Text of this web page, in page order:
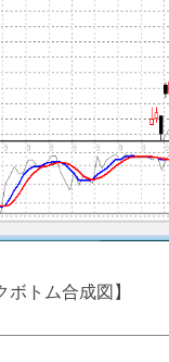
ボトム合成図】